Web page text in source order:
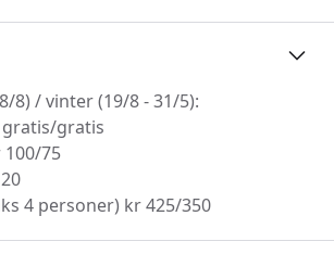
8) / vinter (19/8 - 31/5):
gratis
100/75
4 personer) kr 425/350